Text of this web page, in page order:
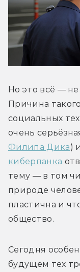
Но это всё —
Причина
социальных
Филипа Дика
киберпанка
тему — в том
природе
пластична и
общество.
Сегодня
будущем тех